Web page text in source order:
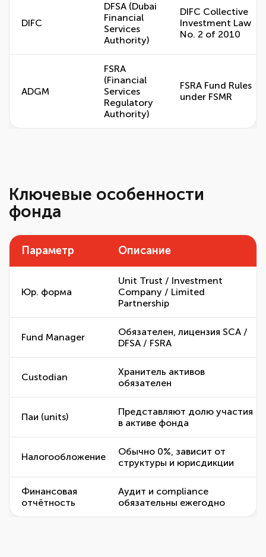
DIFC
DFSA (Dubai
Financial
Services
Authority)
DIFC Collective
Investment Law
No. 2 of 2010
ADGM
FSRA
(Financial
Services
Regulatory
Authority)
FSRA Fund Rules
under FSMR
Ключевые особенности
фонда
Параметр Описание
Юр. форма
Unit Trust / Investment
Company / Limited
Partnership
Fund Manager
Обязателен, лицензия SCA /
DFSA / FSRA
Custodian
Хранитель активов
обязателен
Паи (units)
Представляют долю участия
в активе фонда
Налогообложение
Обычно 0%, зависит от
структуры и юрисдикции
Финансовая
отчётность
Аудит и compliance
обязательны ежегодно